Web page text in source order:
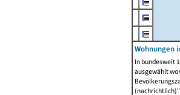
Wohnungen
In bundesweit
ausgewählt